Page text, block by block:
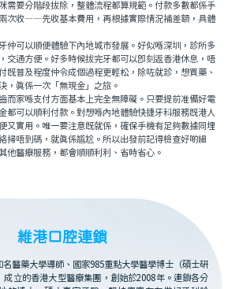
需要分階段拔除，整體流程都算規範。付款多數都係手
次收——先收基本費用，再根據實際情況補差額，具體
可以順便體驗下內地城市發展。好似喺深圳，診所多
交通方便。好多時候拔完牙都可以即刻返香港休息，唔
既普及程度仲令成個過程更輕松，除咗就診，想買藥、
，真係一次「無現金」之旅。
家喺支付方面基本上完全無障礙。只要提前准備好電
都可以順利付款。對想喺內地體驗快捷牙科服務既港人
又實用。唯一要注意既就係，確保手機有足夠數據同埋
掃唔到碼，就真係尴尬。所以出發前記得檢查好啲細
他醫療服務，都會順順利利、省時省心。
維港口腔連鎖
名醫藥大學導師、國家985重點大學醫學博士（碩士研
成立的香港大型醫療集團，創始於2008年。連鎖各分